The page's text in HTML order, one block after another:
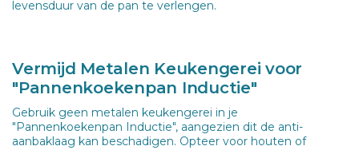
levensduur van de pan te verlengen.
Vermijd Metalen Keukengerei voor
"Pannenkoekenpan Inductie"
Gebruik geen metalen keukengerei in je
"Pannenkoekenpan Inductie", aangezien dit de anti-
aanbaklaag kan beschadigen. Opteer voor houten of